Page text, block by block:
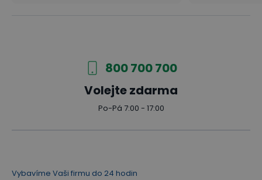
800 700 700
Volejte zdarma
Po-Pá 7:00 - 17:00
Vybavíme Vaši firmu do 24 hodin